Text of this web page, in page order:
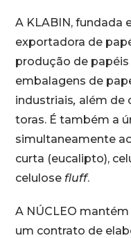
A KLABIN, fundada
exportadora de
produção de
embalagens de
industriais, além de
toras. É também a
simultaneamente
curta (eucalipto),
celulose fluff.
A NÚCLEO
um contrato de